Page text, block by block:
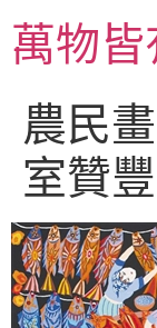
主萬物皆
農民
室贊